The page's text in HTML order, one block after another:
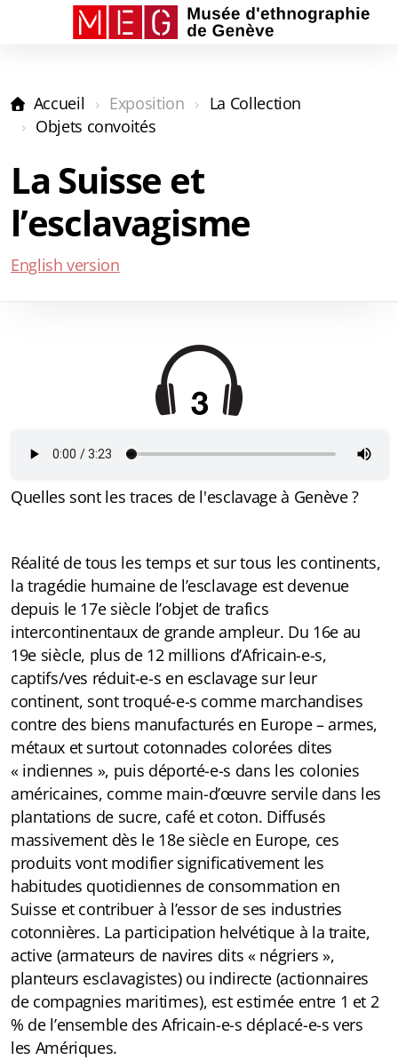
Accueil Exposition
La Collection
Objets convoités
La Suisse et
l’esclavagisme
English version
Quelles sont les traces de l'esclavage à Genève ?
Réalité de tous les temps et sur tous les continents,
la tragédie humaine de l’esclavage est devenue
depuis le 17e siècle l’objet de trafics
intercontinentaux de grande ampleur. Du 16e au
19e siècle, plus de 12 millions d’Africain-e-s,
captifs/ves réduit-e-s en esclavage sur leur
continent, sont troqué-e-s comme marchandises
contre des biens manufacturés en Europe – armes,
métaux et surtout cotonnades colorées dites
« indiennes », puis déporté-e-s dans les colonies
américaines, comme main-d’œuvre servile dans les
plantations de sucre, café et coton. Diffusés
massivement dès le 18e siècle en Europe, ces
produits vont modifier significativement les
habitudes quotidiennes de consommation en
Suisse et contribuer à l’essor de ses industries
cotonnières. La participation helvétique à la traite,
active (armateurs de navires dits « négriers »,
planteurs esclavagistes) ou indirecte (actionnaires
de compagnies maritimes), est estimée entre 1 et 2
% de l’ensemble des Africain-e-s déplacé-e-s vers
les Amériques.
La Collection
Les Capsules
Audioguides